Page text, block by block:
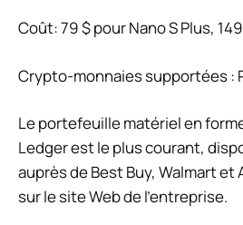
Coût:79 $ pour Nano S Plus,
Crypto-monnaies supportées :
Le portefeuille matériel en
Ledger est le plus courant,
auprès de Best Buy, Walmart et
sur le site Web de l’entreprise.